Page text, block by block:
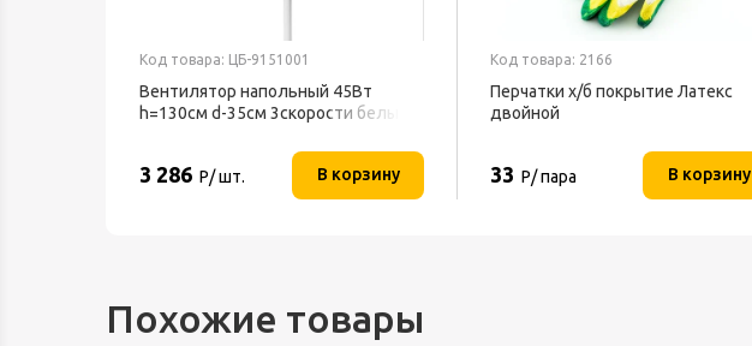
Код товара: ЦБ-9151001
Вентилятор напольный 45Вт
h=130см d-35см 3скорости белый
3 286 Р/ шт. В корзину
Код товара: 2166
Перчатки х/б покрытие Латекс
двойной
33 Р/ пара В корзину
Похожие товары